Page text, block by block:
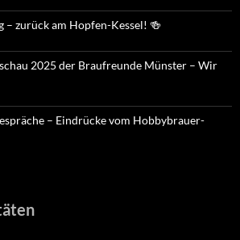
– zurück am Hopfen-Kessel! 🍻
2025 der Braufreunde Münster – Wir
– Eindrücke vom Hobbybrauer-